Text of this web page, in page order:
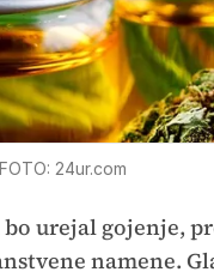
FOTO: 24ur.com
bo urejal gojenje,
namene.